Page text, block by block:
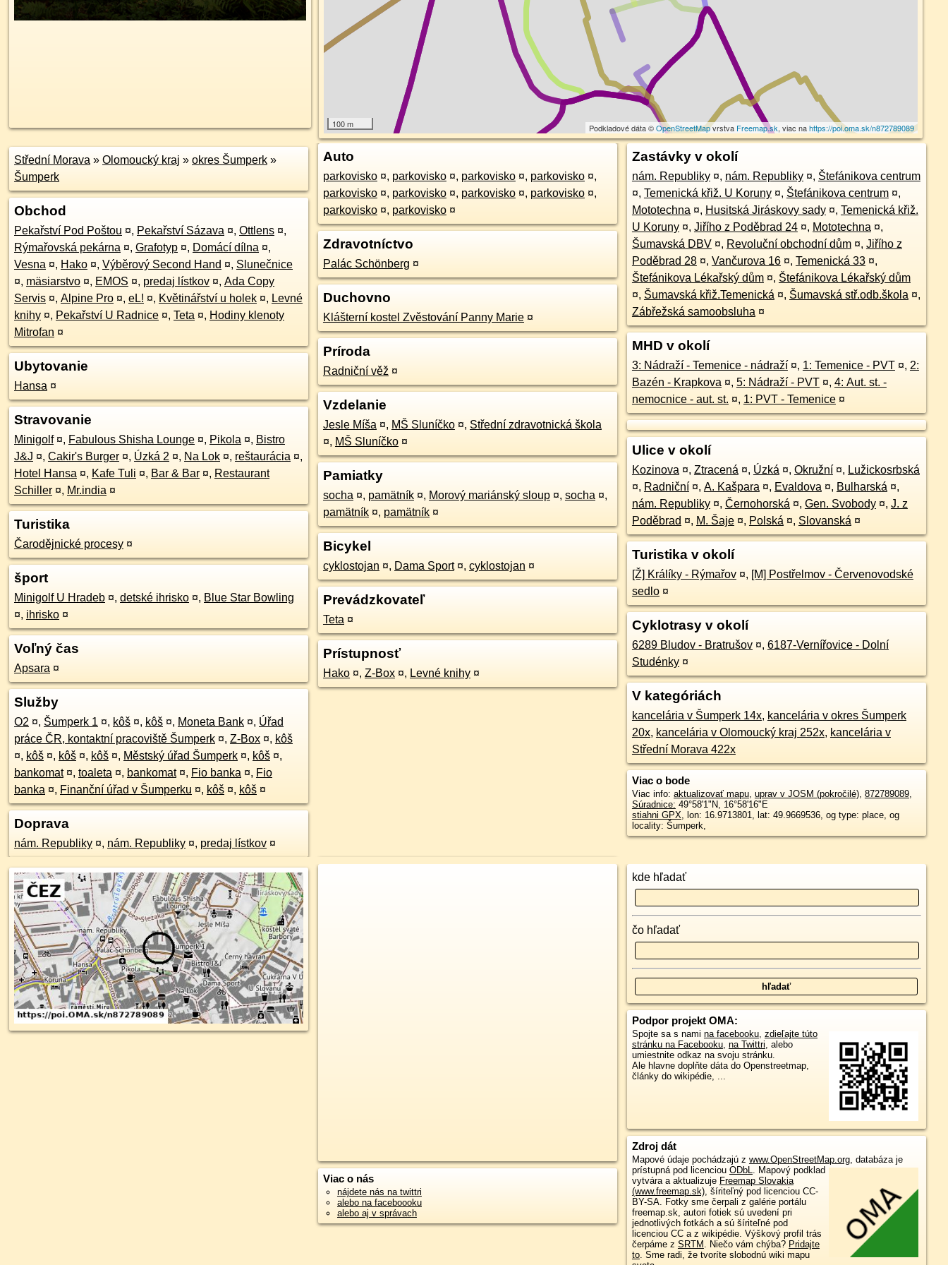
100 m Podkladové dáta ©OpenStreetMapvrstva Freemap.sk, viac nahttps://poi.oma.sk/n872789089
Střední Morava » Olomoucký kraj » okres Šumperk »
Šumperk
Obchod
Pekařství Pod Poštou ¤, Pekařství Sázava ¤, Ottlens ¤,
Rýmařovská pekárna ¤, Grafotyp ¤, Domácí dílna ¤,
Vesna ¤, Hako ¤, Výběrový Second Hand ¤, Slunečnice
¤, mäsiarstvo ¤, EMOS ¤, predaj lístkov ¤, Ada Copy
Servis ¤, Alpine Pro ¤, eL! ¤, Květinářství u holek ¤, Levné
knihy ¤, Pekařství U Radnice ¤, Teta ¤, Hodiny klenoty
Mitrofan ¤
Ubytovanie
Hansa ¤
Stravovanie
Minigolf ¤, Fabulous Shisha Lounge ¤, Pikola ¤, Bistro
J&J ¤, Cakir's Burger ¤, Úzká 2 ¤, Na Lok ¤, reštaurácia ¤,
Hotel Hansa ¤, Kafe Tuli ¤, Bar & Bar ¤, Restaurant
Schiller ¤, Mr.india ¤
Turistika
Čarodějnické procesy ¤
šport
Minigolf U Hradeb ¤, detské ihrisko ¤, Blue Star Bowling
¤, ihrisko ¤
Voľný čas
Apsara ¤
Služby
O2 ¤, Šumperk 1 ¤, kôš ¤, kôš ¤, Moneta Bank ¤, Úřad
práce ČR, kontaktní pracoviště Šumperk ¤, Z-Box ¤, kôš
¤, kôš ¤, kôš ¤, kôš ¤, Městský úřad Šumperk ¤, kôš ¤,
bankomat ¤, toaleta ¤, bankomat ¤, Fio banka ¤, Fio
banka ¤, Finanční úřad v Šumperku ¤, kôš ¤, kôš ¤
Doprava
nám. Republiky ¤, nám. Republiky ¤, predaj lístkov ¤
Auto
parkovisko ¤, parkovisko ¤, parkovisko ¤, parkovisko ¤,
parkovisko ¤, parkovisko ¤, parkovisko ¤, parkovisko ¤,
parkovisko ¤, parkovisko ¤
Zdravotníctvo
Palác Schönberg ¤
Duchovno
Klášterní kostel Zvěstování Panny Marie ¤
Príroda
Radniční věž ¤
Vzdelanie
Jesle Míša ¤, MŠ Sluníčko ¤, Střední zdravotnická škola
¤, MŠ Sluníčko ¤
Pamiatky
socha ¤, pamätník ¤, Morový mariánský sloup ¤, socha ¤,
pamätník ¤, pamätník ¤
Bicykel
cyklostojan ¤, Dama Sport ¤, cyklostojan ¤
Prevádzkovateľ
Teta ¤
Prístupnosť
Hako ¤, Z-Box ¤, Levné knihy ¤
Zastávky v okolí
nám. Republiky ¤, nám. Republiky ¤, Štefánikova centrum
¤, Temenická křiž. U Koruny ¤, Štefánikova centrum ¤,
Mototechna ¤, Husitská Jiráskovy sady ¤, Temenická křiž.
U Koruny ¤, Jiřího z Poděbrad 24 ¤, Mototechna ¤,
Šumavská DBV ¤, Revoluční obchodní dům ¤, Jiřího z
Poděbrad 28 ¤, Vančurova 16 ¤, Temenická 33 ¤,
Štefánikova Lékařský dům ¤, Štefánikova Lékařský dům
¤, Šumavská křiž.Temenická ¤, Šumavská stř.odb.škola ¤,
Zábřežská samoobsluha ¤
MHD v okolí
3: Nádraží - Temenice - nádraží ¤, 1: Temenice - PVT ¤, 2:
Bazén - Krapkova ¤, 5: Nádraží - PVT ¤, 4: Aut. st. -
nemocnice - aut. st. ¤, 1: PVT - Temenice ¤
Ulice v okolí
Kozinova ¤, Ztracená ¤, Úzká ¤, Okružní ¤, Lužickosrbská
¤, Radniční ¤, A. Kašpara ¤, Evaldova ¤, Bulharská ¤,
nám. Republiky ¤, Černohorská ¤, Gen. Svobody ¤, J. z
Poděbrad ¤, M. Šaje ¤, Polská ¤, Slovanská ¤
Turistika v okolí
[Ž] Králíky - Rýmařov ¤, [M] Postřelmov - Červenovodské
sedlo ¤
Cyklotrasy v okolí
6289 Bludov - Bratrušov ¤, 6187-Vernířovice - Dolní
Studénky ¤
V kategóriách
kancelária v Šumperk 14x, kancelária v okres Šumperk
20x, kancelária v Olomoucký kraj 252x, kancelária v
Střední Morava 422x
Viac o bode
Viac info: aktualizovať mapu, uprav v JOSM (pokročilé), 872789089,
Súradnice: 49°58'1"N, 16°58'16"E
stiahni GPX, lon: 16.9713801, lat: 49.9669536, og type: place, og
locality: Šumperk,
Viac o nás
nájdete nás na twittri
alebo na faceboooku
alebo aj v správach
kde hľadať
čo hľadať
Podpor projekt OMA:
Spojte sa s nami na facebooku, zdieľajte túto
stránku na Facebooku, na Twittri, alebo
umiestnite odkaz na svoju stránku.
Ale hlavne doplňte dáta do Openstreetmap,
články do wikipédie, ...
Zdroj dát
Mapové údaje pochádzajú z www.OpenStreetMap.org, databáza je
prístupná pod licenciou ODbL. Mapový podklad
vytvára a aktualizuje Freemap Slovakia
(www.freemap.sk), šíriteľný pod licenciou CC-
BY-SA. Fotky sme čerpali z galérie portálu
freemap.sk, autori fotiek sú uvedení pri
jednotlivých fotkách a sú šíriteľné pod
licenciou CC a z wikipédie. Výškový profil trás
čerpáme z SRTM . Niečo vám chýba? Pridajte
to. Sme radi, že tvoríte slobodnú wiki mapu